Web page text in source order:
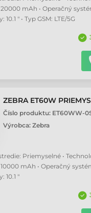
mAh • Operačný
" • Typ GSM: LTE/5G
ZEBRA ET60W
Číslo produktu: ET60WW-
Výrobca: Zebra
Priemyselné •
mAh • Operačný
10.1 "